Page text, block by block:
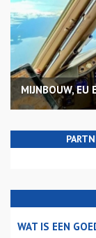
MIJNBOUW, EU
WAT IS EEN